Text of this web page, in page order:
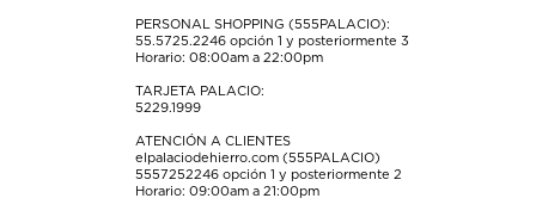
PERSONAL SHOPPING (555PALACIO):
55.5725.2246 opción 1 y posteriormente 3
Horario: 08:00am a 22:00pm
TARJETA PALACIO:
5229.1999
ATENCIÓN A CLIENTES
elpalaciodehierro.com (555PALACIO)
5557252246 opción 1 y posteriormente 2
Horario: 09:00am a 21:00pm